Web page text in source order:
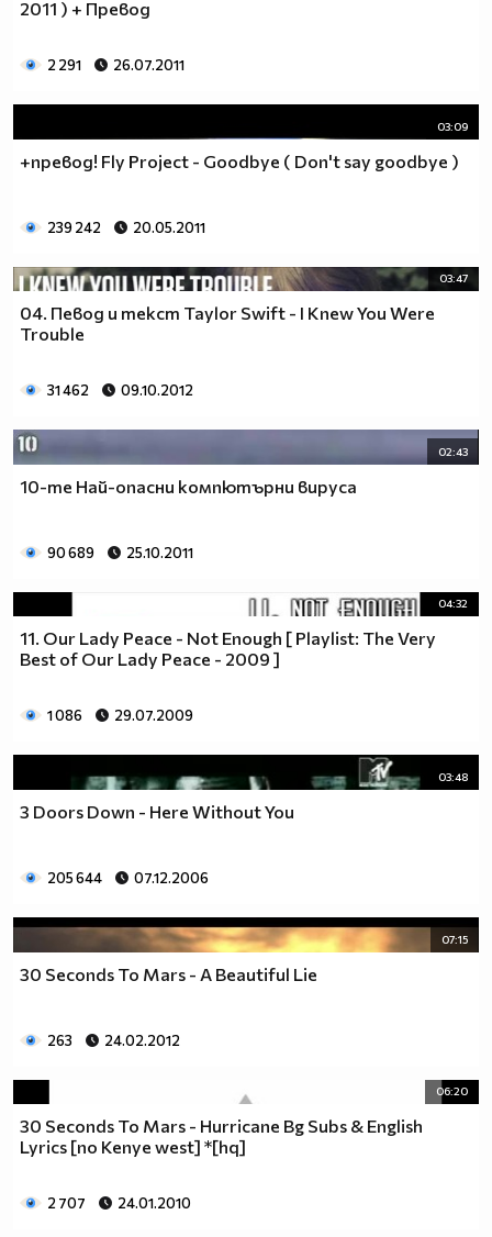
2011 ) + Превод
2 291 26.07.2011
03:09
+превод! Fly Project - Goodbye ( Don't say goodbye )
239 242 20.05.2011
03:47
04. Певод и текст Taylor Swift - I Knew You Were
Trouble
31 462 09.10.2012
02:43
10-те Най-опасни компютърни вируса
90 689 25.10.2011
04:32
11. Our Lady Peace - Not Enough [ Playlist: The Very
Best of Our Lady Peace - 2009 ]
1 086 29.07.2009
03:48
3 Doors Down - Here Without You
205 644 07.12.2006
07:15
30 Seconds To Mars - A Beautiful Lie
263 24.02.2012
06:20
30 Seconds To Mars - Hurricane Bg Subs & English
Lyrics [no Kenye west] *[hq]
2 707 24.01.2010